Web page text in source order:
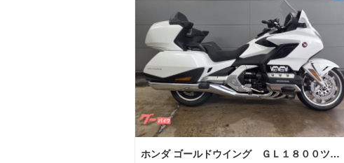
ホンダ ゴールドウイング ＧＬ１８００ツアー